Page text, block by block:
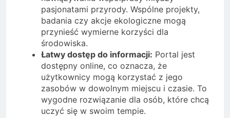
pasjonatami przyrody. Wspólne projekty,
badania czy akcje ekologiczne mogą
przynieść wymierne korzyści dla
środowiska.
Łatwy dostęp do informacji: Portal jest
dostępny online, co oznacza, że
użytkownicy mogą korzystać z jego
zasobów w dowolnym miejscu i czasie. To
wygodne rozwiązanie dla osób, które chcą
uczyć się w swoim tempie.